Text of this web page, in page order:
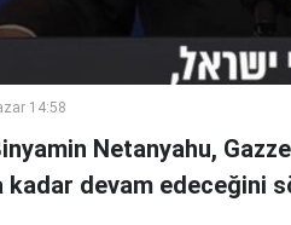
14:58
Netanyahu,
kadar devam edeceğini